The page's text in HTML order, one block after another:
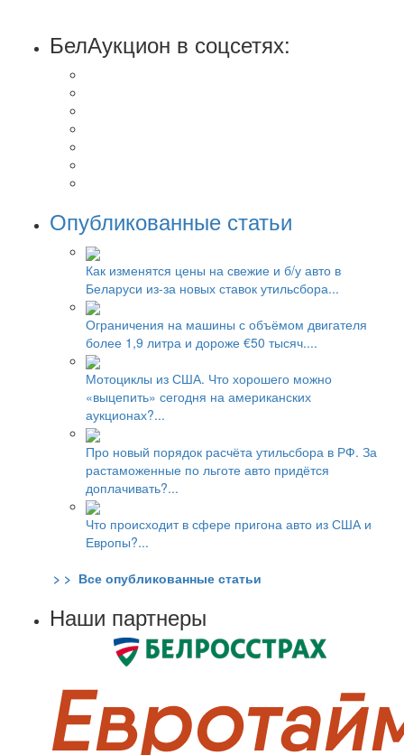
БелАукцион в соцсетях:
Опубликованные статьи
Как изменятся цены на свежие и б/у авто в
Беларуси из-за новых ставок утильсбора...
Ограничения на машины с объёмом двигателя
более 1,9 литра и дороже €50 тысяч....
Мотоциклы из США. Что хорошего можно
«выцепить» сегодня на американских
аукционах?...
Про новый порядок расчёта утильсбора в РФ. За
растаможенные по льготе авто придётся
доплачивать?...
Что происходит в сфере пригона авто из США и
Европы?...
> > Все опубликованные статьи
Наши партнеры